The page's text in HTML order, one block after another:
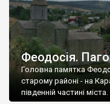
Феодосія.
Головна памятка
старому районі - на
південній частині міста.